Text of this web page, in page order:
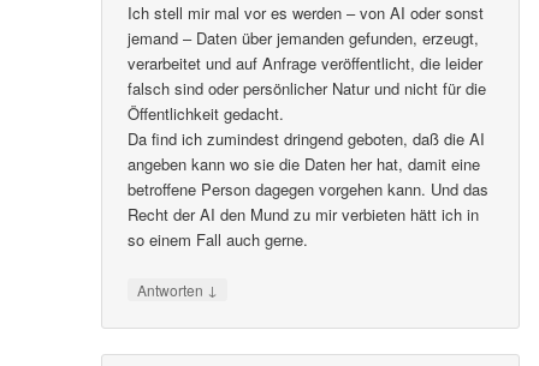
Ich stell mir mal vor es werden – von AI oder sonst
jemand – Daten über jemanden gefunden, erzeugt,
verarbeitet und auf Anfrage veröffentlicht, die leider
falsch sind oder persönlicher Natur und nicht für die
Öffentlichkeit gedacht.
Da find ich zumindest dringend geboten, daß die AI
angeben kann wo sie die Daten her hat, damit eine
betroffene Person dagegen vorgehen kann. Und das
Recht der AI den Mund zu mir verbieten hätt ich in
so einem Fall auch gerne.
Antworten ↓